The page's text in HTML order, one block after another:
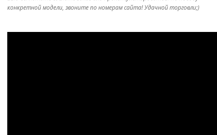
конкретной модели, звоните по номерам сайта! Удачной торговли;)